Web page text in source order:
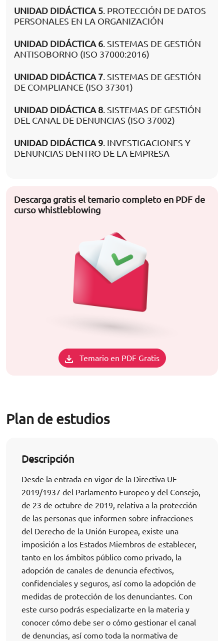
UNIDAD DIDÁCTICA 5. PROTECCIÓN DE DATOS
PERSONALES EN LA ORGANIZACIÓN
UNIDAD DIDÁCTICA 6. SISTEMAS DE GESTIÓN
ANTISOBORNO (ISO 37000:2016)
UNIDAD DIDÁCTICA 7. SISTEMAS DE GESTIÓN
DE COMPLIANCE (ISO 37301)
UNIDAD DIDÁCTICA 8. SISTEMAS DE GESTIÓN
DEL CANAL DE DENUNCIAS (ISO 37002)
UNIDAD DIDÁCTICA 9. INVESTIGACIONES Y
DENUNCIAS DENTRO DE LA EMPRESA
Descarga gratis el temario completo en PDF de
curso whistleblowing
Temario en PDF Gratis
Plan de estudios
Descripción
Desde la entrada en vigor de la Directiva UE
2019/1937 del Parlamento Europeo y del Consejo,
de 23 de octubre de 2019, relativa a la protección
de las personas que informen sobre infracciones
del Derecho de la Unión Europea, existe una
imposición a los Estados Miembros de establecer,
tanto en los ámbitos público como privado, la
adopción de canales de denuncia efectivos,
confidenciales y seguros, así como la adopción de
medidas de protección de los denunciantes. Con
este curso podrás especializarte en la materia y
conocer cómo debe ser o cómo gestionar el canal
de denuncias, así como toda la normativa de